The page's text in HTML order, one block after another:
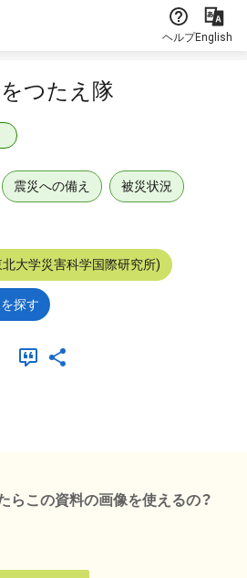
ヘルプEnglish
つたえ隊
震災への備え 被災状況
大学災害科学国際研究所)
探す
らこの資料の画像を使えるの？